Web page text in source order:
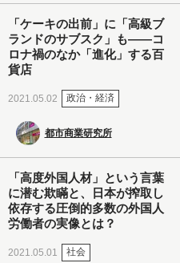
「ケーキの出前」に「高級ブ
ランドのサブスク」も――コ
ロナ禍のなか「進化」する百
貨店
2021.05.02 政治・経済
都市商業研究所
「高度外国人材」という言葉
に潜む欺瞞と、日本が搾取し
依存する圧倒的多数の外国人
労働者の実像とは？
2021.05.01 社会